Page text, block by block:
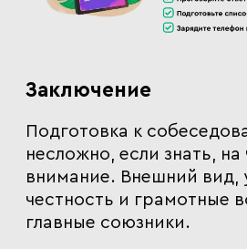
Заключение
Подготовка к
несложно, если знать,
внимание. Внешний вид,
честность и грамотные
главные союзники.